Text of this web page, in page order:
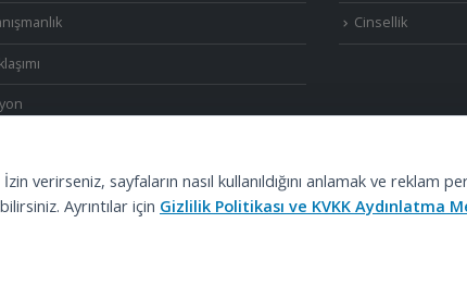
Cinsellik
Özcan. Tüm hakları saklıdır. ·
Aile Danışma Merkezi
verirseniz, sayfaların nasıl kullanıldığını anlamak ve reklam
Ayrıntılar için Gizlilik Politikası ve KVKK Aydınlatma